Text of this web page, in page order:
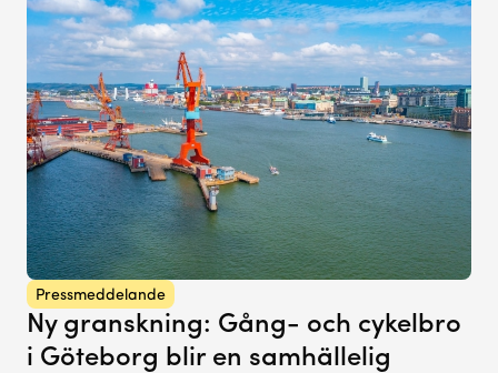
Pressmeddelande
Ny granskning: Gång- och cykelbro
i Göteborg blir en samhällelig